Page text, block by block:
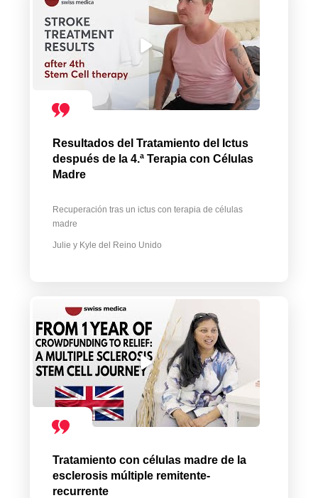
Resultados del Tratamiento del Ictus
después de la 4.ª Terapia con Células
Madre
Recuperación tras un ictus con terapia de células
madre
Julie y Kyle del Reino Unido
Tratamiento con células madre de la
esclerosis múltiple remitente-
recurrente